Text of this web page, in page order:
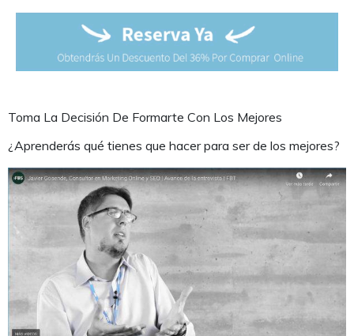
Toma La Decisión De Formarte Con Los Mejores
¿Aprenderás qué tienes que hacer para ser de los mejores?